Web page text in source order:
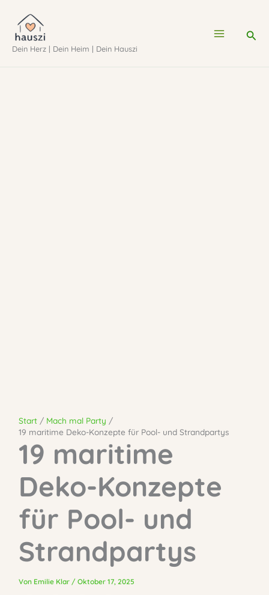
Inhalt
springen
Dein Herz | Dein Heim | Dein Hauszi
Start
Mach mal Party
19 maritime Deko-Konzepte für Pool- und Strandpartys
19 maritime
Deko-Konzepte
für Pool- und
Strandpartys
Von Emilie Klar / Oktober 17, 2025